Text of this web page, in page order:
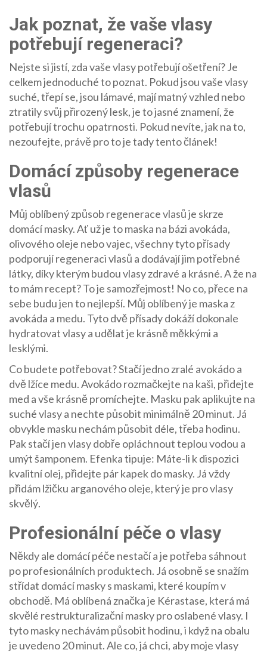
Jak poznat, že vaše vlasy
potřebují regeneraci?
Nejste si jistí, zda vaše vlasy potřebují ošetření? Je
celkem jednoduché to poznat. Pokud jsou vaše vlasy
suché, třepí se, jsou lámavé, mají matný vzhled nebo
ztratily svůj přirozený lesk, je to jasné znamení, že
potřebují trochu opatrnosti. Pokud nevíte, jak na to,
nezoufejte, právě pro to je tady tento článek!
Domácí způsoby regenerace
vlasů
Můj oblíbený způsob regenerace vlasů je skrze
domácí masky. Ať už je to maska na bázi avokáda,
olivového oleje nebo vajec, všechny tyto přísady
podporují regeneraci vlasů a dodávají jim potřebné
látky, díky kterým budou vlasy zdravé a krásné. A že na
to mám recept? To je samozřejmost! No co, přece na
sebe budu jen to nejlepší. Můj oblíbený je maska z
avokáda a medu. Tyto dvě přísady dokáží dokonale
hydratovat vlasy a udělat je krásně měkkými a
lesklými.
Co budete potřebovat? Stačí jedno zralé avokádo a
dvě lžíce medu. Avokádo rozmačkejte na kaši, přidejte
med a vše krásně promíchejte. Masku pak aplikujte na
suché vlasy a nechte působit minimálně 20 minut. Já
obvykle masku nechám působit déle, třeba hodinu.
Pak stačí jen vlasy dobře opláchnout teplou vodou a
umýt šamponem. Efenka tipuje: Máte-li k dispozici
kvalitní olej, přidejte pár kapek do masky. Já vždy
přidám lžičku arganového oleje, který je pro vlasy
skvělý.
Profesionální péče o vlasy
Někdy ale domácí péče nestačí a je potřeba sáhnout
po profesionálních produktech. Já osobně se snažím
střídat domácí masky s maskami, které koupím v
obchodě. Má oblíbená značka je Kérastase, která má
skvělé restrukturalizační masky pro oslabené vlasy. I
tyto masky nechávám působit hodinu, i když na obalu
je uvedeno 20 minut. Ale co, já chci, aby moje vlasy